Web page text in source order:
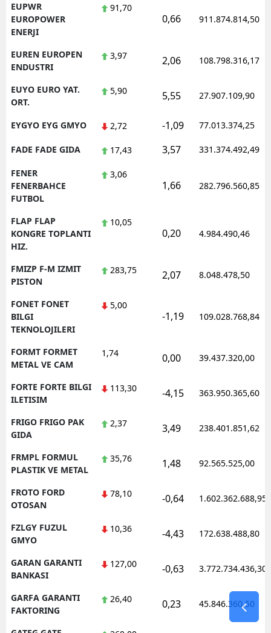
EUPWR
EUROPOWER
ENERJI
91,70
0,66 911.874.814,50
EUREN EUROPEN
ENDUSTRI
3,97 2,06 108.798.316,17
EUYO EURO YAT.
ORT.
5,90 5,55 27.907.109,90
EYGYO EYG GMYO 2,72 -1,09 77.013.374,25
FADE FADE GIDA 17,43 3,57 331.374.492,49
FENER
FENERBAHCE
FUTBOL
3,06
1,66 282.796.560,85
FLAP FLAP
KONGRE TOPLANTI
HIZ.
10,05
0,20 4.984.490,46
FMIZP F-M IZMIT
PISTON
283,75 2,07 8.048.478,50
FONET FONET
BILGI
TEKNOLOJILERI
5,00
-1,19 109.028.768,84
FORMT FORMET
METAL VE CAM
1,74 0,00 39.437.320,00
FORTE FORTE BILGI
ILETISIM
113,30 -4,15 363.950.365,60
FRIGO FRIGO PAK
GIDA
2,37 3,49 238.401.851,62
FRMPL FORMUL
PLASTIK VE METAL
35,76 1,48 92.565.525,00
FROTO FORD
OTOSAN
78,10 -0,64 1.602.362.688,95
FZLGY FUZUL
GMYO
10,36 -4,43 172.638.488,80
GARAN GARANTI
BANKASI
127,00 -0,63 3.772.734.436,30
GARFA GARANTI
FAKTORING
26,40 0,23 45.846.360,50